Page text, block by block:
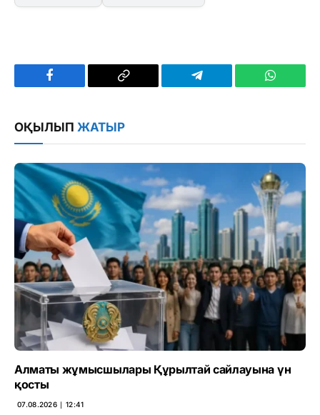
Facebook
Copy
Telegram
ОҚЫЛЫП ЖАТЫР
Алматы жұмысшылары Құрылтай сайлауына үн
қосты
07.08.2026 ∣ 12:41